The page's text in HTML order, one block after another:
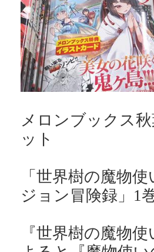
メロンブックス
ット
「世界樹の魔物
ジョン冒険録」1
『世界樹の魔物